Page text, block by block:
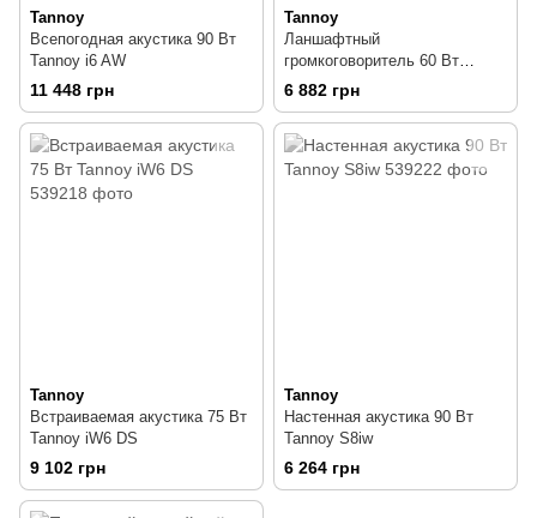
Tannoy
Всепогодная акустика 90 Вт
Tannoy i6 AW
11 448 грн
Tannoy
Ланшафтный
громкоговоритель 60 Вт
Tannoy SR601T
6 882 грн
Tannoy
Встраиваемая акустика 75 Вт
Tannoy iW6 DS
9 102 грн
Tannoy
Настенная акустика 90 Вт
Tannoy S8iw
6 264 грн